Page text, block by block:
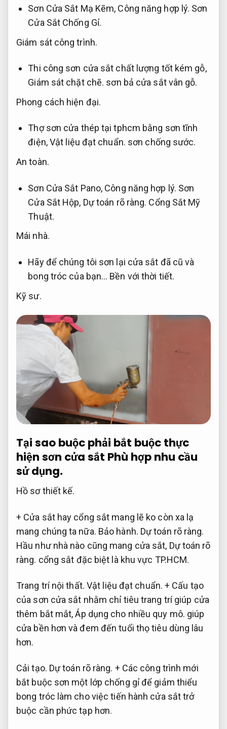
Sơn Cửa Sắt Mạ Kẽm, Công năng hợp lý. Sơn
Cửa Sắt Chống Gỉ.
Giám sát công trình.
Thi công sơn cửa sắt chất lượng tốt kém gỗ,
Giám sát chặt chẽ. sơn bả cửa sắt vân gỗ.
Phong cách hiện đại.
Thợ sơn cửa thép tại tphcm bằng sơn tĩnh
điện,Vật liệu đạt chuẩn. sơn chống sước.
An toàn.
Sơn Cửa Sắt Pano, Công năng hợp lý. Sơn
Cửa Sắt Hộp, Dự toán rõ ràng. Cổng Sắt Mỹ
Thuật.
Mái nhà.
Hãy để chúng tôi sơn lại cửa sắt đã cũ và
bong tróc của bạn… Bền với thời tiết.
Kỹ sư.
Tại sao buộc phải bắt buộc thực
hiện sơn cửa sắt Phù hợp nhu cầu
sử dụng.
Hồ sơ thiết kế.
+ Cửa sắt hay cổng sắt mang lẽ ko còn xa lạ
mang chúng ta nữa. Bảo hành. Dự toán rõ ràng.
Hầu như nhà nào cũng mang cửa sắt, Dự toán rõ
ràng. cổng sắt đặc biệt là khu vực TP.HCM.
Trang trí nội thất. Vật liệu đạt chuẩn. + Cấu tạo
của sơn cửa sắt nhằm chỉ tiêu trang trí giúp cửa
thêm bắt mắt,Áp dụng cho nhiều quy mô. giúp
cửa bền hơn và đem đến tuổi thọ tiêu dùng lâu
hơn.
Cải tạo. Dự toán rõ ràng. + Các công trình mới
bắt buộc sơn một lớp chống gỉ để giảm thiểu
bong tróc làm cho việc tiến hành cửa sắt trở
buộc cần phức tạp hơn.